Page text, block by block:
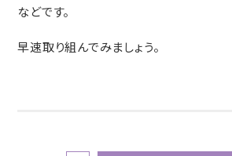
などです。
早速取り組んでみましょう。